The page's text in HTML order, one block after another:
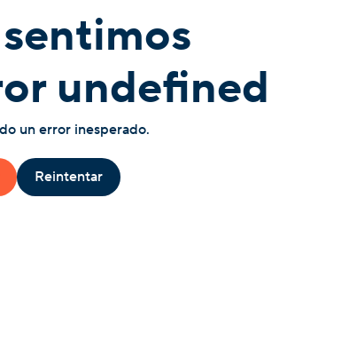
undefined
un error inesperado.
Reintentar